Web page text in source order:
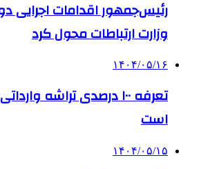
رئیس‌جمهور اقدامات اجرایی
وزارت ارتباطات محول کرد
۱۴۰۴/۰۵/۱۶
تعرفه ۱۰۰ درصدی تراشه
است
۱۴۰۴/۰۵/۱۵